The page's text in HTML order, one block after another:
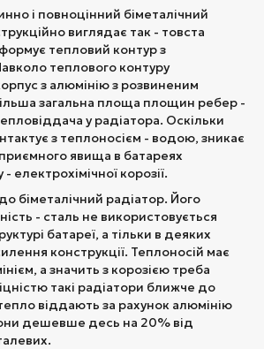
і повноцінний біметалічний
виглядає так - товста
тепловий контур з
теплового контуру
з алюмінію з розвиненим
загальна площа площин ребер -
у радіатора. Оскільки
з теплоносієм - водою, зникає
явища в батареях
електрохімічної корозії.
біметалічний радіатор. Його
- сталь не використовується
батареї, а тільки в деяких
конструкції. Теплоносій має
а значить з корозією треба
такі радіатори ближче до
віддають за рахунок алюмінію
дешевше десь на 20% від